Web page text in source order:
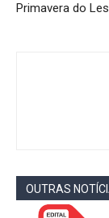
Primavera do
OUTRAS